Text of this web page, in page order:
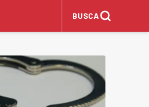
BUSCA